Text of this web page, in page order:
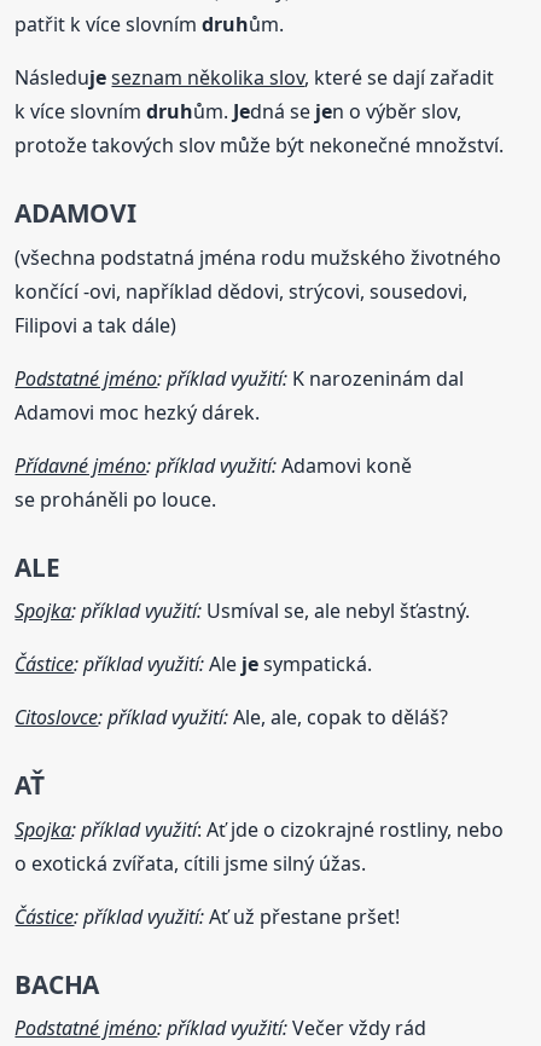
patřit k více slovnímdruhům.
Následuje seznam několika slov, které se dají zařadit
k více slovnímdruhům. Jedná se jen o výběr slov,
protože takových slov může být nekonečné množství.
ADAMOVI
(všechna podstatná jména rodu mužského životného
končící -ovi, například dědovi, strýcovi, sousedovi,
Filipovi a tak dále)
Podstatné jméno: příklad využití: K narozeninám dal
Adamovi moc hezký dárek.
Přídavné jméno: příklad využití:Adamovi koně
se proháněli po louce.
ALE
Spojka: příklad využití: Usmíval se, ale nebyl šťastný.
Částice: příklad využití:Ale jesympatická.
Citoslovce: příklad využití:Ale, ale, copak to děláš?
AŤ
Spojka: příklad využití: Ať jde o cizokrajné rostliny, nebo
o exotická zvířata, cítili jsme silný úžas.
Částice: příklad využití:Ať už přestane pršet!
BACHA
Podstatné jméno: příklad využití:Večer vždy rád